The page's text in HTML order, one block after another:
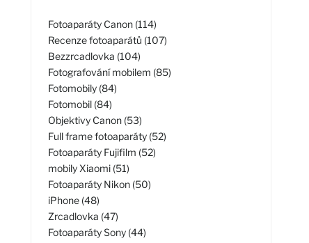
Fotoaparáty Canon (114)
Recenze fotoaparátů (107)
Bezzrcadlovka (104)
Fotografování mobilem (85)
Fotomobily (84)
Fotomobil (84)
Objektivy Canon (53)
Full frame fotoaparáty (52)
Fotoaparáty Fujifilm (52)
mobily Xiaomi (51)
Fotoaparáty Nikon (50)
iPhone (48)
Zrcadlovka (47)
Fotoaparáty Sony (44)